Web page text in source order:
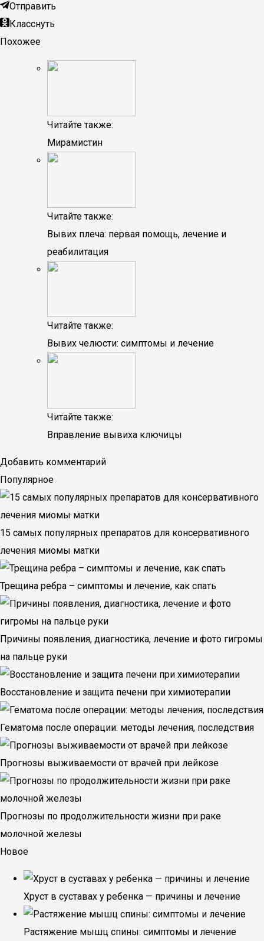
Отправить
Класснуть
Похожее
Читайте также:
Мирамистин
Читайте также:
Вывих плеча: первая помощь, лечение и
реабилитация
Читайте также:
Вывих челюсти: симптомы и лечение
Читайте также:
Вправление вывиха ключицы
Добавить комментарий
Популярное
15 самых популярных препаратов для консервативного
лечения миомы матки
Трещина ребра – симптомы и лечение, как спать
Причины появления, диагностика, лечение и фото гигромы
на пальце руки
Восстановление и защита печени при химиотерапии
Гематома после операции: методы лечения, последствия
Прогнозы выживаемости от врачей при лейкозе
Прогнозы по продолжительности жизни при раке
молочной железы
Новое
Хруст в суставах у ребенка — причины и лечение
Растяжение мышц спины: симптомы и лечение